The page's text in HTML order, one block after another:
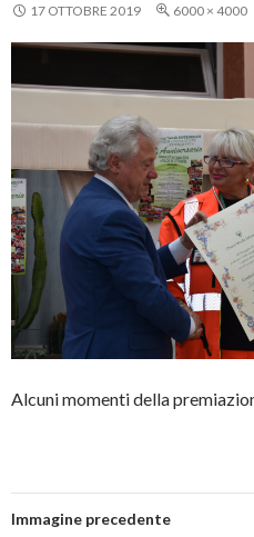
17 OTTOBRE 2019 6000 × 4000
Alcuni momenti della
Immagine precedente